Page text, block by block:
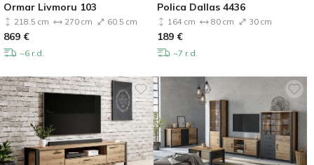
Ormar Livmoru 103
218.5 cm 270 cm 60.5 cm
869 €
~6 r.d.
Polica Dallas 4436
164 cm 80 cm 30 cm
189 €
~7 r.d.